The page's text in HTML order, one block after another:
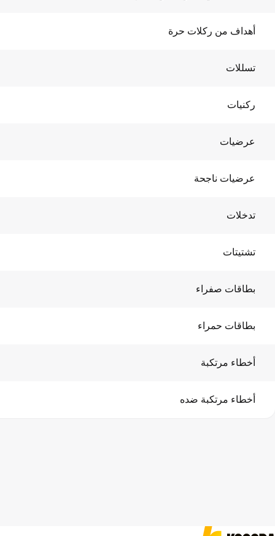
أهداف من ركلات حرة
تسللات
ركنيات
عرضيات
عرضيات ناجحة
تدخلات
تشتيتات
بطاقات صفراء
بطاقات حمراء
أخطاء مرتكبة
أخطاء مرتكبة ضده